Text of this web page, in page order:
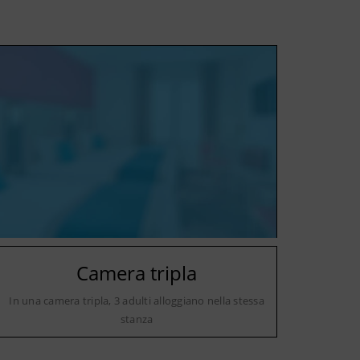
Camera tripla
In una camera tripla, 3 adulti alloggiano nella stessa
stanza